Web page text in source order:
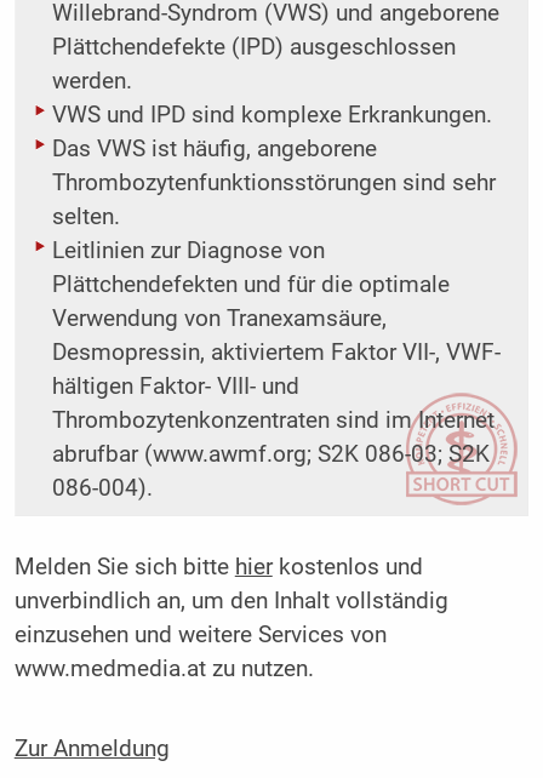
Willebrand-Syndrom (VWS) und angeborene
Plättchendefekte (IPD) ausgeschlossen
werden.
VWS und IPD sind komplexe Erkrankungen.
Das VWS ist häufig, angeborene
Thrombozytenfunktionsstörungen sind sehr
selten.
Leitlinien zur Diagnose von
Plättchendefekten und für die optimale
Verwendung von Tranexamsäure,
Desmopressin, aktiviertem Faktor VII-, VWF-
hältigen Faktor- VIII- und
Thrombozytenkonzentraten sind im Internet
abrufbar (www.awmf.org; S2K 086-03; S2K
086-004).
Melden Sie sich bitte hierkostenlos und
unverbindlich an, um den Inhalt vollständig
einzusehen und weitere Services von
www.medmedia.at zu nutzen.
Zur Anmeldung